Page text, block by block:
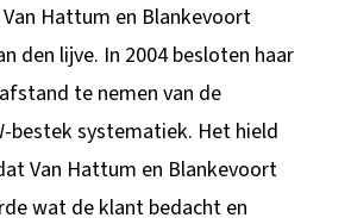
Hattum en Blankevoort
den lijve. In 2004 besloten haar
te nemen van de
bestek systematiek. Het hield
Van Hattum en Blankevoort
wat de klant bedacht en